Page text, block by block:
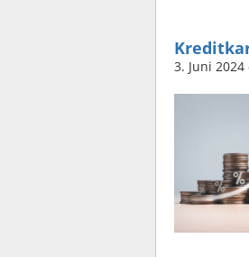
3. Juni 2024